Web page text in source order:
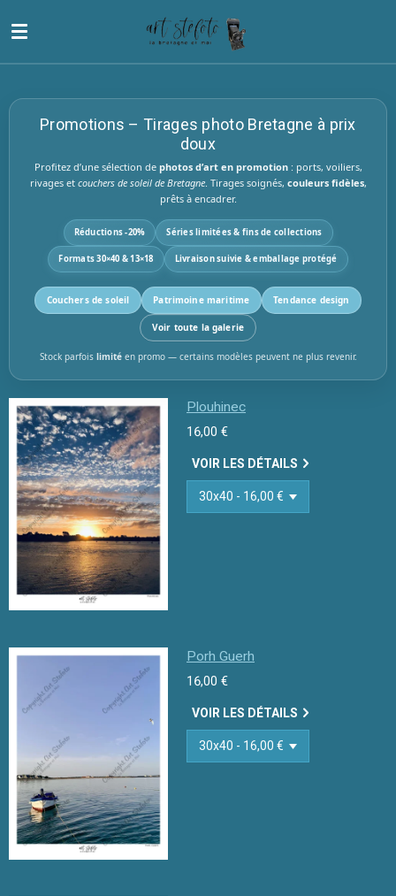
au
Promotions – Tirages photo Bretagne à prix
doux
Profitez d’une sélection de photos d’art en promotion: ports, voiliers,
rivages et couchers de soleil de Bretagne. Tirages soignés, couleurs fidèles,
prêts à encadrer.
Réductions-20% Séries limitées & fins de collections
Formats30×40 &13×18 Livraison suivie & emballage protégé
Couchers de soleil Patrimoine maritime Tendance design
Voir toute la galerie
Stock parfois limitéen promo — certains modèles peuvent ne plus revenir.
Plouhinec
16,00 €
VOIR LES DÉTAILS
Porh Guerh
16,00 €
VOIR LES DÉTAILS